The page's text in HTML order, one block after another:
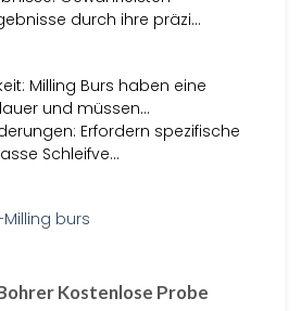
durch ihre präzi…
Milling Burs haben eine
und müssen…
Erfordern spezifische
Schleifve…
Kostenlose Probe